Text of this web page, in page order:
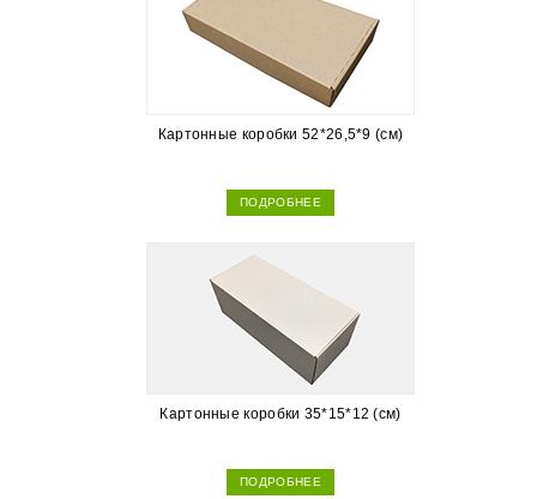
Картонные коробки 52*26,5*9 (см)
ПОДРОБНЕЕ
Картонные коробки 35*15*12 (см)
ПОДРОБНЕЕ